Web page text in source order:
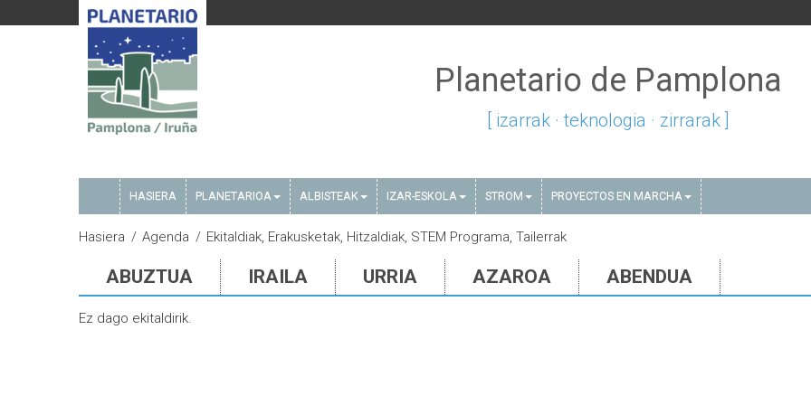
Planetario de Pamplona
[ izarrak · teknologia · zirrarak ]
HASIERA PLANETARIOA ALBISTEAK IZAR-ESKOLA STROM PROYECTOS EN MARCHA
Hasiera Agenda Ekitaldiak, Erakusketak, Hitzaldiak, STEM Programa, Tailerrak
ABUZTUA IRAILA URRIA AZAROA ABENDUA
Ez dago ekitaldirik.